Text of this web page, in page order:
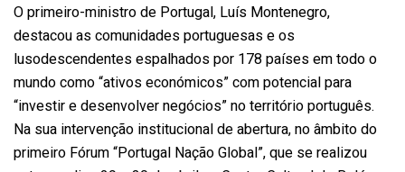
O primeiro-ministro de Portugal, Luís Montenegro,
destacou as comunidades portuguesas e os
lusodescendentes espalhados por 178 países em todo o
mundo como “ativos económicos” com potencial para
“investir e desenvolver negócios” no território português.
Na sua intervenção institucional de abertura, no âmbito do
primeiro Fórum “Portugal Nação Global”, que se realizou